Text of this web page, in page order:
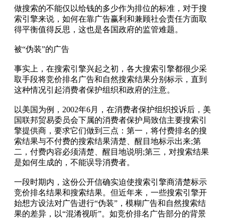
做搜索的不能仅以给钱的多少作为排位的标准，对于搜
索引擎来说，如何在靠广告赢利和兼顾社会责任方面取
得平衡值得反思，这也是各国政府的监管难题。
被“伪装”的广告
事实上，在搜索引擎兴起之初，各大搜索引擎都很少采
取手段将竞价排名广告和自然搜索结果分别标示，直到
这种情况引起消费者保护组织和政府的注意。
以美国为例，2002年6月，在消费者保护组织投诉后，美
国联邦贸易委员会下属的消费者保护局致信主要搜索引
擎提供商，要求它们做到三点：第一，将付费排名的搜
索结果与不付费的搜索结果清楚、醒目地标示出来;第
二，付费内容必须清楚、醒目地说明;第三，对搜索结果
是如何生成的，不能误导消费者。
一段时期内，这份公开信确实迫使搜索引擎商清楚标示
竞价排名结果和搜索结果。但近年来，一些搜索引擎开
始想方设法对广告进行“伪装”，模糊广告和自然搜索结
果的差异，以“混淆视听”。如竞价排名广告部分的背景